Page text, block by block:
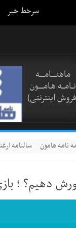
سرخط خبر
ماهنـــــامـــــه
نــامـــه هـامـــــون
اینترنتی)
نامه هامون سالنامه
دهیم؟ ؛